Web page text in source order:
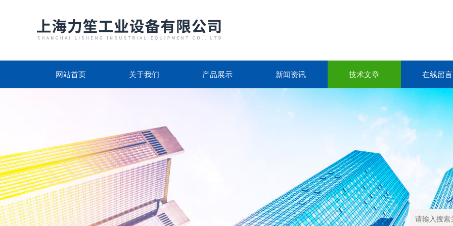
网站首页 关于我们 产品展示 新闻资讯 技术文章 在线留言